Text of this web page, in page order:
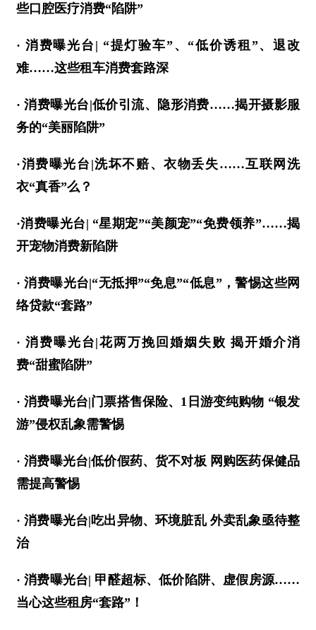
些口腔医疗消费“陷阱”
· 消费曝光台| “提灯验车”、“低价诱租”、退改
难……这些租车消费套路深
· 消费曝光台|低价引流、隐形消费……揭开摄影服
务的“美丽陷阱”
·消费曝光台|洗坏不赔、衣物丢失……互联网洗
衣“真香”么？
·消费曝光台| “星期宠”“美颜宠”“免费领养”……揭
开宠物消费新陷阱
· 消费曝光台|“无抵押”“免息”“低息”，警惕这些网
络贷款“套路”
· 消费曝光台|花两万挽回婚姻失败 揭开婚介消
费“甜蜜陷阱”
· 消费曝光台|门票搭售保险、1日游变纯购物 “银发
游”侵权乱象需警惕
· 消费曝光台|低价假药、货不对板 网购医药保健品
需提高警惕
· 消费曝光台|吃出异物、环境脏乱 外卖乱象亟待整
治
· 消费曝光台| 甲醛超标、低价陷阱、虚假房源……
当心这些租房“套路”！